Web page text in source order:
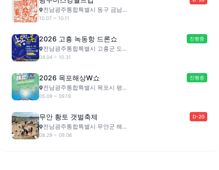
전남광주통합특별시 동구 금남...
10.07 ~ 10.11
2026 고흥 녹동항 드론쇼 진행중
전남광주통합특별시 고흥군 도...
04.04 ~ 10.31
2026 목포해상W쇼 진행중
전남광주통합특별시 목포시 평...
05.09 ~ 09.19
무안 황토 갯벌축제 D-20
전남광주통합특별시 무안군 해...
08.29 ~ 09.06